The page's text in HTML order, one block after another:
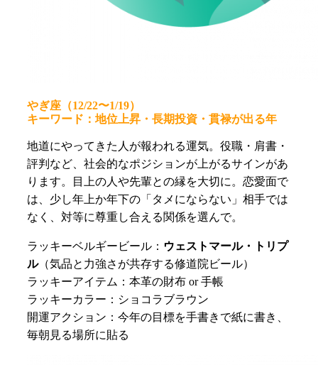
やぎ座（12/22〜1/19）
キーワード：地位上昇・長期投資・貫禄が出る年
地道にやってきた人が報われる運気。役職・肩書・
評判など、社会的なポジションが上がるサインがあ
ります。目上の人や先輩との縁を大切に。恋愛面で
は、少し年上か年下の「タメにならない」相手では
なく、対等に尊重し合える関係を選んで。
ラッキーベルギービール： ウェストマール・トリプ
ル（気品と力強さが共存する修道院ビール）
ラッキーアイテム：本革の財布 or 手帳
ラッキーカラー：ショコラブラウン
開運アクション：今年の目標を手書きで紙に書き、
毎朝見る場所に貼る